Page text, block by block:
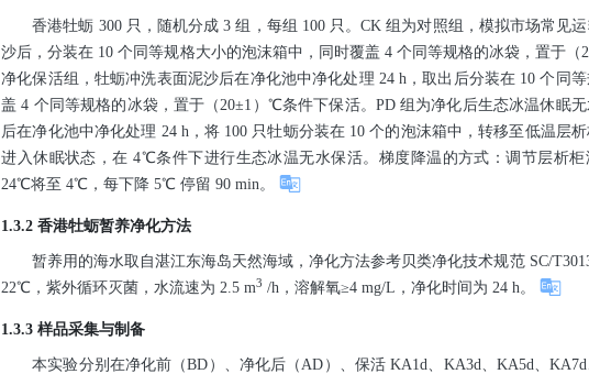
香港牡蛎 300 只，随机分成 3 组，每组 100 只。CK 组为对照组，模拟市场常见
沙后，分装在 10 个同等规格大小的泡沫箱中，同时覆盖 4 个同等规格的冰袋，置于
净化保活组，牡蛎冲洗表面泥沙后在净化池中净化处理 24 h，取出后分装在 10 个同
盖 4 个同等规格的冰袋，置于（20±1）℃条件下保活。PD 组为净化后生态冰温休眠
后在净化池中净化处理 24 h，将 100 只牡蛎分装在 10 个的泡沫箱中，转移至低温层
进入休眠状态，在 4℃条件下进行生态冰温无水保活。梯度降温的方式：调节层析
24℃将至 4℃，每下降 5℃ 停留 90 min。
1.3.2 香港牡蛎暂养净化方法
暂养用的海水取自湛江东海岛天然海域，净化方法参考贝类净化技术规范 SC/
22℃，紫外循环灭菌，水流速为 2.5 m3 /h，溶解氧≥4 mg/L，净化时间为 24 h。
1.3.3 样品采集与制备
本实验分别在净化前（BD）、净化后（AD）、保活 KA1d、KA3d、KA5d、